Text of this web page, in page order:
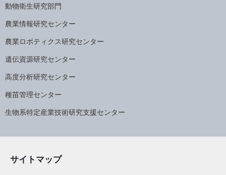
動物衛生研究部門
農業情報研究センター
農業ロボティクス研究センター
遺伝資源研究センター
高度分析研究センター
種苗管理センター
生物系特定産業技術研究支援センター
サイトマップ